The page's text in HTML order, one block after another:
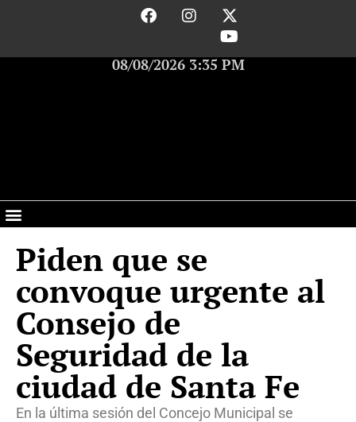
08/08/2026 3:35 PM
Piden que se
convoque urgente al
Consejo de
Seguridad de la
ciudad de Santa Fe
En la última sesión del Concejo Municipal se